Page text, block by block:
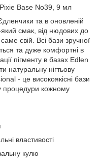
Base No39, 9 мл
та в оновленій
який смак, від нюдових до
свій. Всі бази зручної
та дуже комфортні в
пігменту в базах Edlen
натуральну нігтьову
- це високоякісні бази
процедури кожному
властивості
кулю